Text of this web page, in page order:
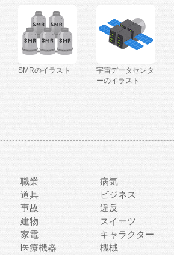
SMRのイラスト
宇宙データセンタ
ーのイラスト
職業 病気
道具 ビジネス
事故 違反
建物 スイーツ
家電 キャラクター
医療機器 機械